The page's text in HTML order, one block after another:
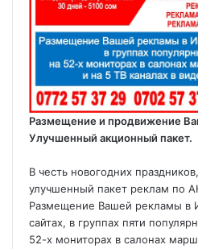
Размещение и продвижение
Улучшенный акционный пакет.
В честь новогодних
улучшенный пакет реклам по
Размещение Вашей рекламы в
сайтах, в группах пяти
52-х мониторах в салонах